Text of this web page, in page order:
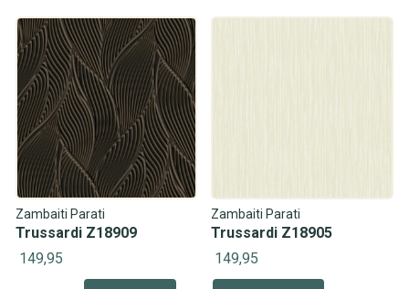
Zambaiti Parati
Trussardi Z18909
149,95
Zambaiti Parati
Trussardi Z18905
149,95